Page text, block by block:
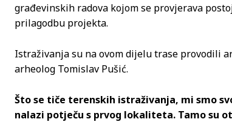
građevinskih radova kojom se provjerava
prilagodbu projekta.
Istraživanja su na ovom dijelu trase provodili
arheolog Tomislav Pušić.
Što se tiče terenskih istraživanja, mi smo
nalazi potječu s prvog lokaliteta. Tamo su